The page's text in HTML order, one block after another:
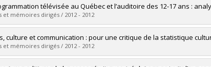
:Carignan, Marie-Eve
Doctoral
:Ph. D.
le document dans Papyrus
télévisée au Québec et l’auditoire des 12-17 ans :
et mémoires dirigés / 2012 - 2012
:Cloutier, Claudia
Master's
:M. Sc.
le document dans Papyrus
culture et communication : pour une critique de la statistique
et mémoires dirigés / 2012 - 2012